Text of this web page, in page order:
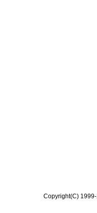
Copyright(C)